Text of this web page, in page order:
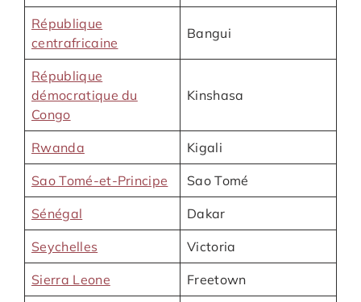
République
centrafricaine
Bangui
République
démocratique du
Congo
Kinshasa
Rwanda Kigali
Sao Tomé-et-Principe Sao Tomé
Sénégal Dakar
Seychelles Victoria
Sierra Leone Freetown